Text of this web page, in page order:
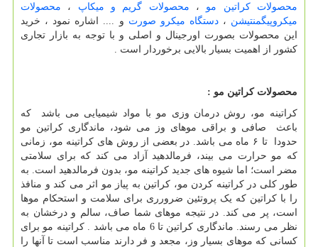
محصولات کراتین مو ، محصولات گریم و میکاپ ، محصولات
میکروپیگمنتیشن ،دستگاه میکرو صورت و .... اشاره نمود ، خرید
این محصولات بصورت اورجینال و اصلی و با توجه به بازار تجاری
کشور از اهمیت بسیار بالایی برخوردار است .
محصولات کراتین مو :
کراتینه مو، روش درمان وزی مو با مواد شیمیایی می باشد که
باعث صافی و براقی موهای وز می شود، ماندگاری کراتین مو
حدودا تا ۶ ماه می باشد. در بعضی از روش های کراتینه مو، زمانی
که مو حرارت می بیند، فرمالدهید آزاد می کند که برای سلامتی
مضر است؛ اما شیوه های جدید کراتینه مو، بدون فرمالدهید است. به
طور کلی در کراتینه کردن مو، کراتین به پیاز مو اثر می کند و منافذ
را با کراتین که یک پروتئین ضرورری برای سلامت و استحکام موها
است، پر می کند. در نتیجه موهای شما صاف، سالم و درخشان به
نظر می رسند. ماندگاری کراتین تا 6 ماه می باشد . کراتینه مو برای
کسانی که موهای بسیار وز، مجعد و فر دارند مناسب است تا آنها را